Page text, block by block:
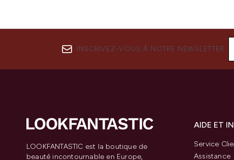
INSCRIVEZ-VOUS À NOTRE NEWSLETTER
LOOKFANTASTIC est la boutique de
beauté incontournable en Europe,
AIDE ET
Service
Assistance